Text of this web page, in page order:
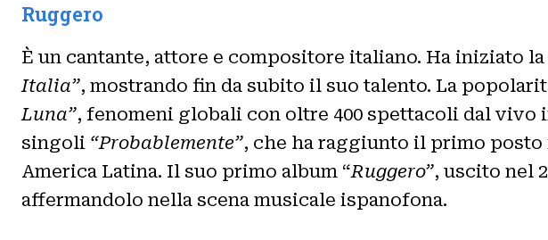
Ruggero
È un cantante, attore e compositore italiano. Ha iniziato
Italia”, mostrando fin da subito il suo talento. La
Luna”, fenomeni globali con oltre 400 spettacoli dal vivo
singoli “Probablemente”, che ha raggiunto il primo posto
America Latina. Il suo primo album “Ruggero”, uscito nel
affermandolo nella scena musicale ispanofona.